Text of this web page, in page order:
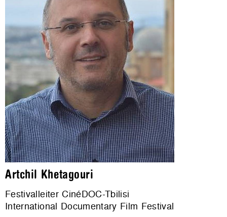
Artchil Khetagouri
Festivalleiter CinéDOC-Tbilisi
International Documentary Film Festival